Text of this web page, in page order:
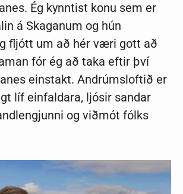
Ég kynntist konu sem er
á Skaganum og hún
fljótt um að hér væri gott að
fór ég að taka eftir því
einstakt. Andrúmsloftið er
líf einfaldara, ljósir sandar
og viðmót fólks